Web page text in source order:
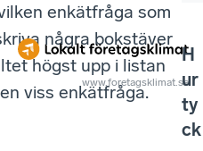
enkätfråga som
några bokstäver
högst upp i listan
viss enkätfråga.
www.foretagsklimat.se
H
ur
ty
ck